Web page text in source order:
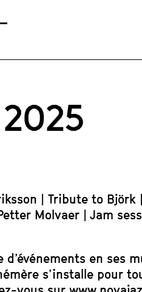
| Tribute to Björk
Molvaer | Jam
d’événements en ses
s’installe pour